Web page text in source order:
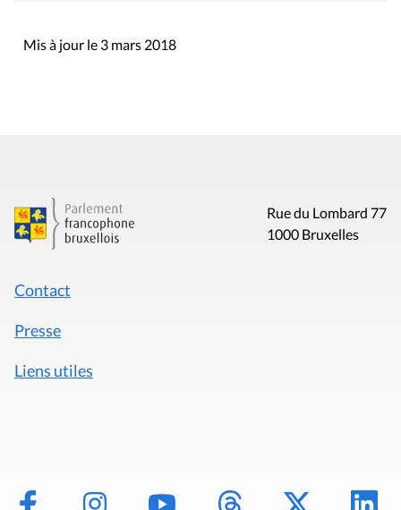
Mis à jour le 3 mars 2018
Rue du Lombard 77
1000 Bruxelles
Contact
Presse
Liens utiles